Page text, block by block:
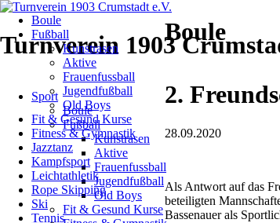
Turnverein 1903
Navigation
überspringen
Sport
Boule
Fußball
Kunstrasen
Aktive
Frauenfussball
Jugendfußball
Old Boys
Fit & Gesund Kurse
Boule
2.
28.09.2020
Als Antwort auf das
beteiligten
Bassenauer als
Navigation
überspringen
Boule
Fußball
Kunstrasen
Aktive
Frauenfussball
Jugendfußball
Old Boys
Fit & Gesund Kurse
Fitness & Gymnastik
Jazztanz
Kampfsport
Leichtathletik
Rope Skipping
Ski
Tennis